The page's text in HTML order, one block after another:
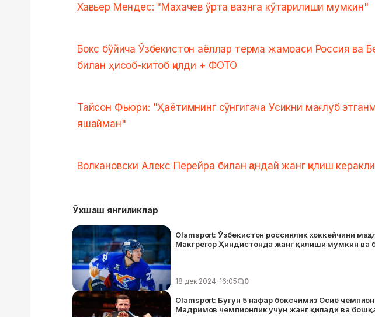
Хавьер Мендес: "Махачев ўрта вазнга кўтарилиши мумкин"
Бокс бўйича Ўзбекистон аёллар терма жамоаси Россия ва
билан ҳисоб-китоб қилди + ФОТО
Тайсон Фьюри: "Ҳаётимнинг сўнгигача Усикни мағлуб
яшайман"
Волкановски Алекс Перейра билан қандай жанг қилиш
Ўхшаш янгиликлар
Olamsport: Ўзбекистон россиялик хоккейчини
Макгрегор Ҳиндистонда жанг қилиши мумкин ва
18 дек 2024, 16:05 0
Olamsport: Бугун 5 нафар боксчимиз Осиё
Мадримов чемпионлик учун жанг қилади ва